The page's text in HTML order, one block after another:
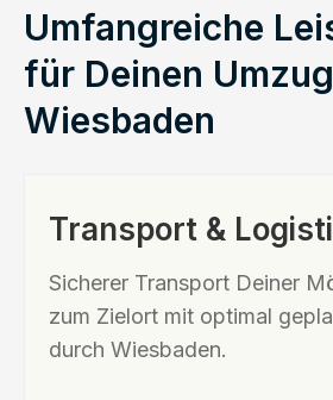
Umfangreiche
für Deinen
Wiesbaden
Transport &
Sicherer Transport Deiner
zum Zielort mit optimal
durch Wiesbaden.